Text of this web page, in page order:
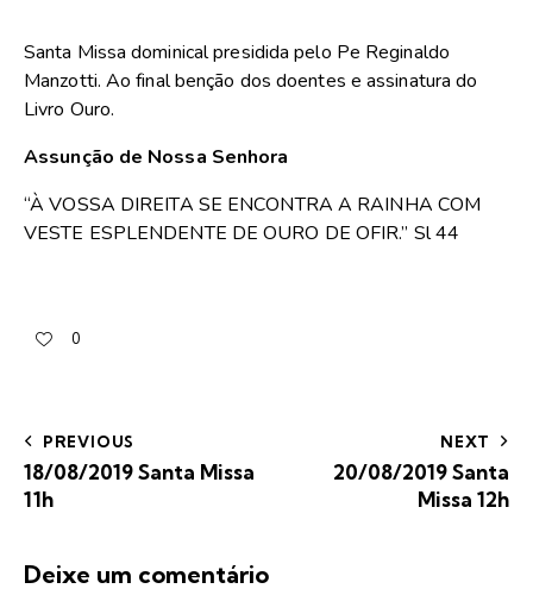
Santa Missa dominical presidida pelo Pe Reginaldo
Manzotti. Ao final benção dos doentes e assinatura do
Livro Ouro.
Assunção de Nossa Senhora
“À VOSSA DIREITA SE ENCONTRA A RAINHA COM
VESTE ESPLENDENTE DE OURO DE OFIR.” Sl 44
0
PREVIOUS
18/08/2019 Santa Missa
11h
NEXT
20/08/2019 Santa
Missa 12h
Deixe um comentário